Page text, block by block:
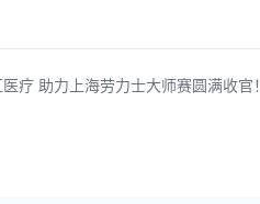
疗 助力上海劳力士大师赛圆满收官！